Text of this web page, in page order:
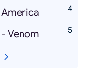
Venom